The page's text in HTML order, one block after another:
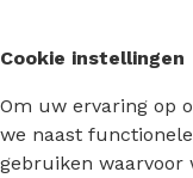
Cookie instellingen
Om uw ervaring op
we naast
gebruiken waarvoor